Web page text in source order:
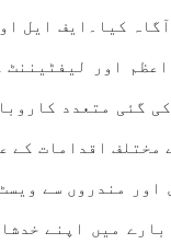
کیا۔ایف ایل
اور
گئی متعدد
اقدامات کے
مندروں سے
میں اپنے